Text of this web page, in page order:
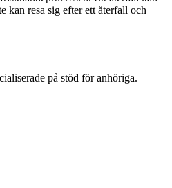
kan resa sig efter ett återfall och
på stöd för anhöriga.